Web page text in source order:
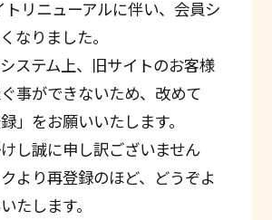
リニューアルに伴い、会員シ
なりました。
ステム上、旧サイトのお客様
事ができないため、改めて
」をお願いいたします。
し誠に申し訳ございません
より再登録のほど、どうぞよ
たします。